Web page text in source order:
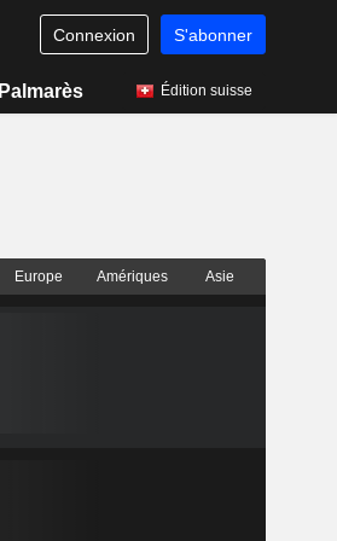
Connexion S'abonner
Palmarès Édition suisse
Europe Amériques Asie